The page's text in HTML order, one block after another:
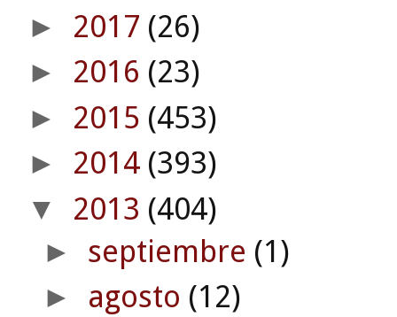
► 2017 (26)
► 2016 (23)
► 2015 (453)
► 2014 (393)
▼ 2013 (404)
► septiembre (1)
► agosto (12)